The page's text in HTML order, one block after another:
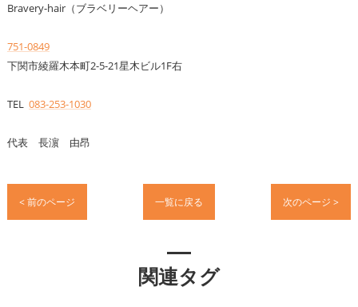
Bravery-hair（ブラベリーヘアー）
751-0849
下関市綾羅木本町2-5-21星木ビル1F右
TEL 083-253-1030
代表 長濵 由昂
< 前のページ 一覧に戻る 次のページ >
関連タグ